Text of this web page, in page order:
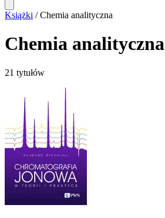
Książki / Chemia analityczna
Chemia analityczna
21 tytułów